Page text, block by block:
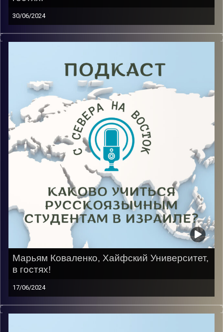
30/06/2024
Жить в Израиле, не знать иврит, но чувствовать себя
своим? Да! И такое возможно! Именно это
делится опытом как учебным, так и жизненным.
Image Credits:
AudioVersity
Марьям Коваленко, Хайфский Университет,
в гостях!
17/06/2024
После долгого периода неопределенности она все
таки выбрала Израиль центром своей жизни.